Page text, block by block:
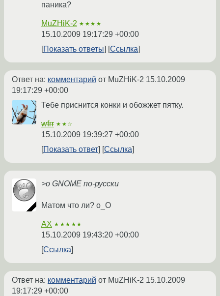
паника?
MuZHiK-2 ★★★★
15.10.2009 19:17:29 +00:00
Показать ответы
Ссылка
Ответ на: комментарий от MuZHiK-2 15.10.2009
19:17:29 +00:00
Тебе приснится конки и обожжет пятку.
wfrr ★★☆
15.10.2009 19:39:27 +00:00
Показать ответ
Ссылка
>о GNOME по-русски
Матом что ли? о_О
AX ★★★★★
15.10.2009 19:43:20 +00:00
Ссылка
Ответ на: комментарий от MuZHiK-2 15.10.2009
19:17:29 +00:00